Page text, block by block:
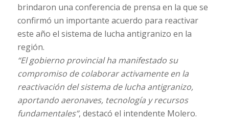
brindaron una conferencia de prensa en la que se
confirmó un importante acuerdo para reactivar
este año el sistema de lucha antigranizo en la
región.
“El gobierno provincial ha manifestado su
compromiso de colaborar activamente en la
reactivación del sistema de lucha antigranizo,
aportando aeronaves, tecnología y recursos
fundamentales”, destacó el intendente Molero.